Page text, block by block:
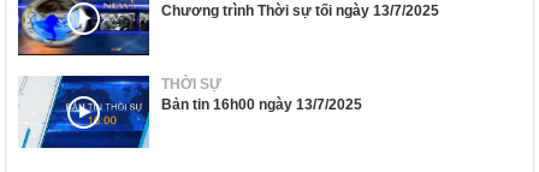
Chương trình Thời sự tối ngày 13/7/2025
THỜI SỰ
Bản tin 16h00 ngày 13/7/2025